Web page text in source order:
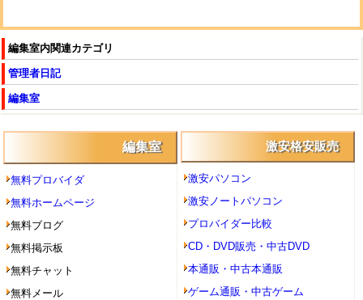
編集室内関連カテゴリ
管理者日記
編集室
編集室
無料プロバイダ
無料ホームページ
無料ブログ
無料掲示板
無料チャット
無料メール
激安格安販売
激安パソコン
激安ノートパソコン
プロバイダー比較
CD・DVD販売・中古DVD
本通販・中古本通販
ゲーム通販・中古ゲーム